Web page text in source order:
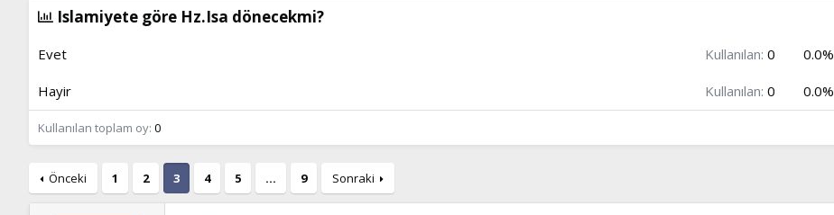
b
u
a
ş
l
a
a
n
l
t
a
r
h
i
Islamiyete göre Hz.Isa dönecekmi?
Evet Kullanılan: 0 0.0%
Hayir Kullanılan: 0 0.0%
Kullanılan toplam oy 0
Önceki 1 2 3 4 5 … 9 Sonraki